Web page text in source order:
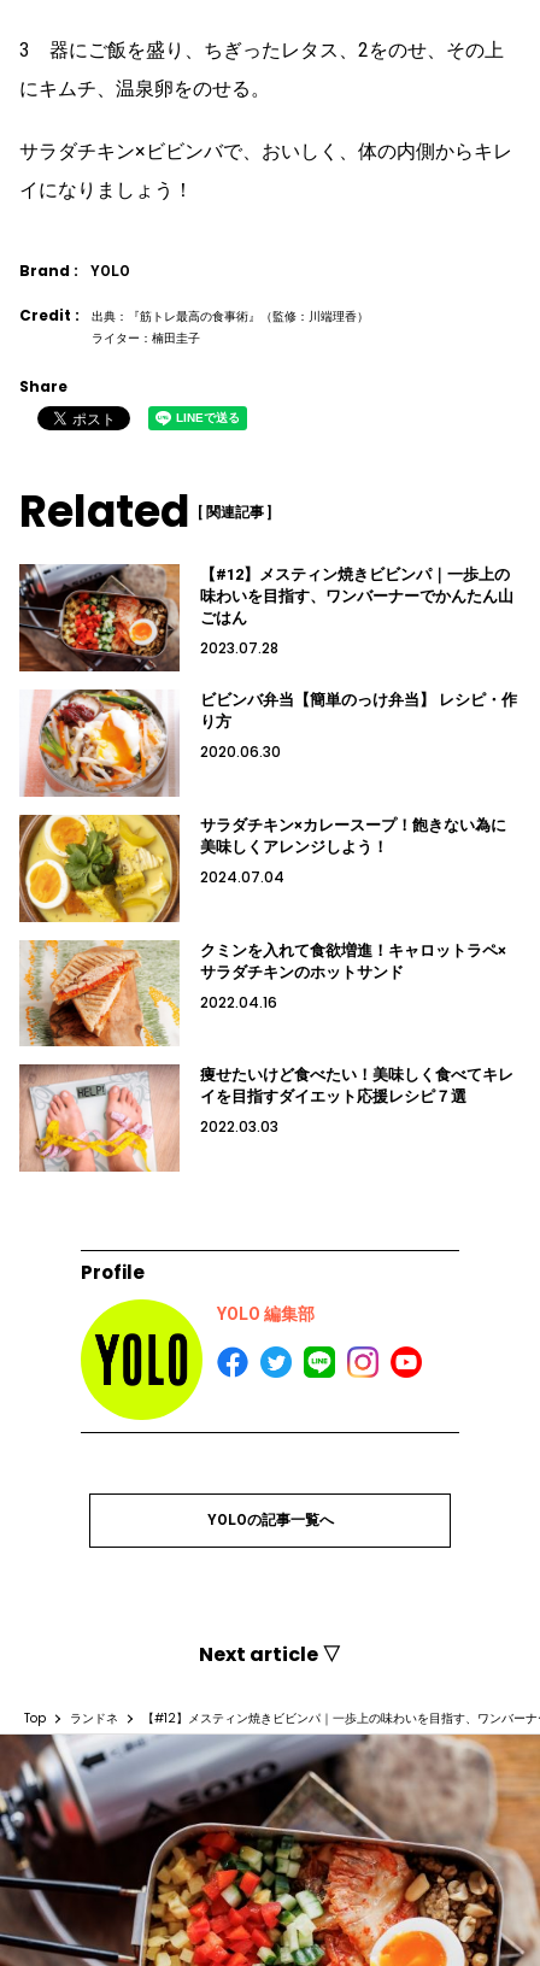
3 器にご飯を盛り、ちぎったレタス、2をのせ、その上
にキムチ、温泉卵をのせる。
サラダチキン×ビビンバで、おいしく、体の内側からキレ
イになりましょう！
Brand : YOLO
Credit :
出典：『筋トレ最高の食事術』（監修：川端理香）
ライター：楠田圭子
Share
Related [ 関連記事 ]
【#12】メスティン焼きビビンパ｜一歩上の
味わいを目指す、ワンバーナーでかんたん山
ごはん
2023.07.28
ビビンバ弁当【簡単のっけ弁当】 レシピ・作
り方
2020.06.30
サラダチキン×カレースープ！飽きない為に
美味しくアレンジしよう！
2024.07.04
クミンを入れて食欲増進！キャロットラペ×
サラダチキンのホットサンド
2022.04.16
痩せたいけど食べたい！美味しく食べてキレ
イを目指すダイエット応援レシピ７選
2022.03.03
Profile
YOLO 編集部
YOLOの記事一覧へ
Next article ▽
Top ランドネ 【#12】メスティン焼きビビンパ｜一歩上の味わいを目指す、ワンバー